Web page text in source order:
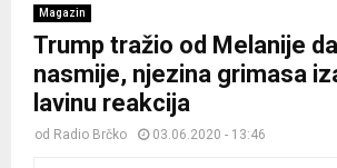
Magazin
Trump tražio od Melanije
nasmije, njezina grimasa
lavinu reakcija
od Radio Brčko 03.06.2020 - 13:46